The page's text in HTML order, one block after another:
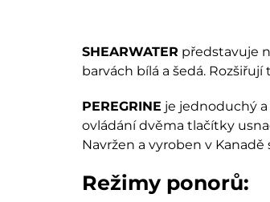
SHEARWATER představuje
barvách bílá a šedá.
PEREGRINE je jednoduchý
ovládání dvěma tlačítky
Navržen a vyroben v
Režimy ponorů: